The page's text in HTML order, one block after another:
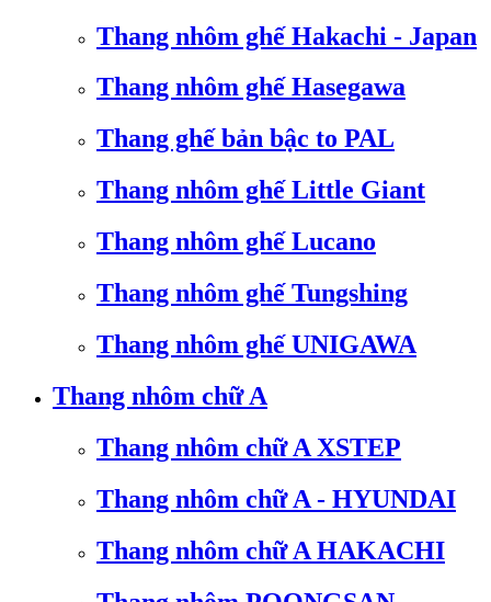
Thang nhôm ghế Hakachi - Japan
Thang nhôm ghế Hasegawa
Thang ghế bản bậc to PAL
Thang nhôm ghế Little Giant
Thang nhôm ghế Lucano
Thang nhôm ghế Tungshing
Thang nhôm ghế UNIGAWA
Thang nhôm chữ A
Thang nhôm chữ A XSTEP
Thang nhôm chữ A - HYUNDAI
Thang nhôm chữ A HAKACHI